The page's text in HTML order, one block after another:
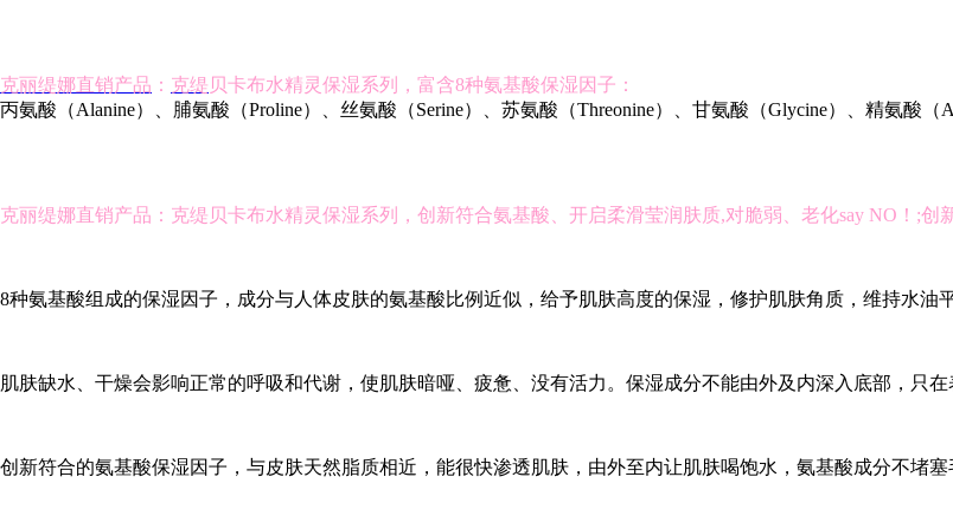
克丽缇娜直销产品 ： 克缇 贝卡布水精灵保湿系列，富含8种氨基酸保湿因子：
丙氨酸（Alanine）、脯氨酸（Proline）、丝氨酸（Serine）、苏氨酸（Threonine）、甘氨酸（Glycine）、精氨酸（
克丽缇娜直销产品：克缇贝卡布水精灵保湿系列，创新符合氨基酸、开启柔滑莹润肤质,对脆弱、老化say NO！;创
8种氨基酸组成的保湿因子，成分与人体皮肤的氨基酸比例近似，给予肌肤高度的保湿，修护肌肤角质，维持水油
肌肤缺水、干燥会影响正常的呼吸和代谢，使肌肤暗哑、疲惫、没有活力。保湿成分不能由外及内深入底部，只
创新符合的氨基酸保湿因子，与皮肤天然脂质相近，能很快渗透肌肤，由外至内让肌肤喝饱水，氨基酸成分不堵